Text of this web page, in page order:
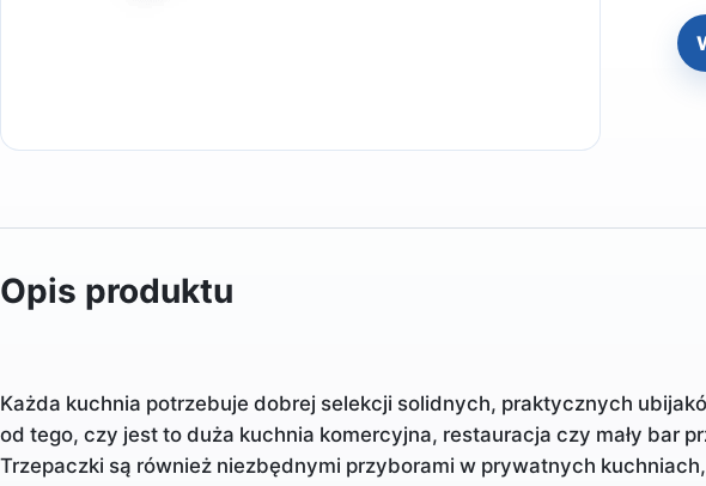
Opis produktu
Każda kuchnia potrzebuje dobrej selekcji solidnych, praktycznych
od tego, czy jest to duża kuchnia komercyjna, restauracja czy mały bar
Trzepaczki są również niezbędnymi przyborami w prywatnych kuchniach,